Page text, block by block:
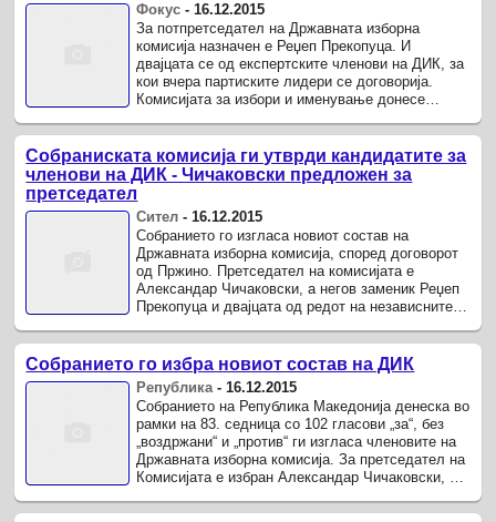
Фокус -16.12.2015
За потпретседател на Државната изборна
комисија назначен е Реџеп Прекопуца. И
двајцата се од експертските членови на ДИК, за
кои вчера партиските лидери се договорија.
Комисијата за избори и именување донесе
Собраниската комисија ги утврди кандидатите за
членови на ДИК - Чичаковски предложен за
претседател
Сител -16.12.2015
Собранието го изгласа новиот состав на
Државната изборна комисија, според договорот
од Пржино. Претседател на комисијата е
Александар Чичаковски, а негов заменик Реџеп
Прекопуца и двајцата од редот на независните
Собранието го избра новиот состав на ДИК
Република - 16.12.2015
Собранието на Република Македонија денеска во
рамки на 83. седница со 102 гласови „за“, без
„воздржани“ и „против“ ги изгласа членовите на
Државната изборна комисија. За претседател на
Комисијата е избран Александар Чичаковски, за